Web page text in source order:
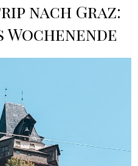
nach Graz: